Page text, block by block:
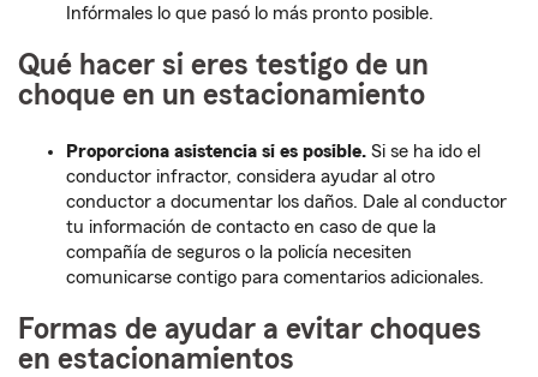
Infórmales lo que pasó lo más pronto posible.
Qué hacer si eres testigo de un
choque en un estacionamiento
Proporciona asistencia si es posible. Si se ha ido el
conductor infractor, considera ayudar al otro
conductor a documentar los daños. Dale al conductor
tu información de contacto en caso de que la
compañía de seguros o la policía necesiten
comunicarse contigo para comentarios adicionales.
Formas de ayudar a evitar choques
en estacionamientos